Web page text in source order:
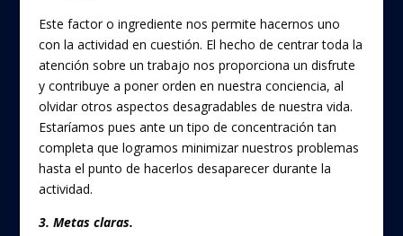
Este factor o ingrediente nos permite hacernos uno
con la actividad en cuestión. El hecho de centrar toda la
atención sobre un trabajo nos proporciona un disfrute
y contribuye a poner orden en nuestra conciencia, al
olvidar otros aspectos desagradables de nuestra vida.
Estaríamos pues ante un tipo de concentración tan
completa que logramos minimizar nuestros problemas
hasta el punto de hacerlos desaparecer durante la
actividad.
3. Metas claras.